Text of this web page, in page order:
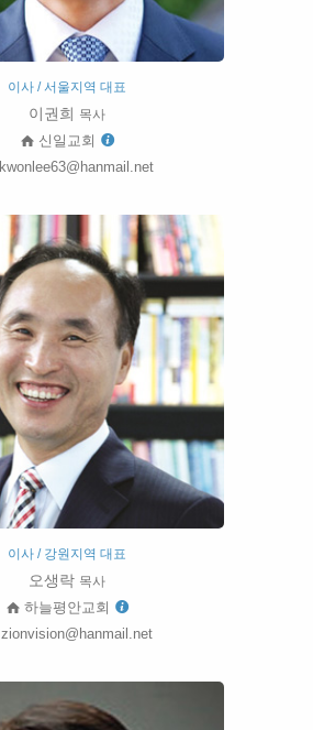
이사 / 서울지역 대표
이권희 목사
신일교회
kwonlee63@hanmail.net
이사 / 강원지역 대표
오생락 목사
하늘평안교회
zionvision@hanmail.net